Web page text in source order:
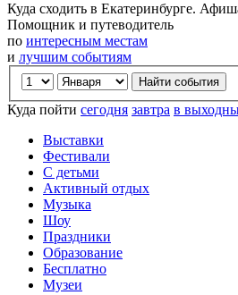
Куда сходить в Екатеринбурге.
Помощник и путеводитель
по интересным местам
и лучшим событиям
Куда пойти сегодня завтра в
Выставки
Фестивали
С детьми
Активный отдых
Музыка
Шоу
Праздники
Образование
Бесплатно
Музеи